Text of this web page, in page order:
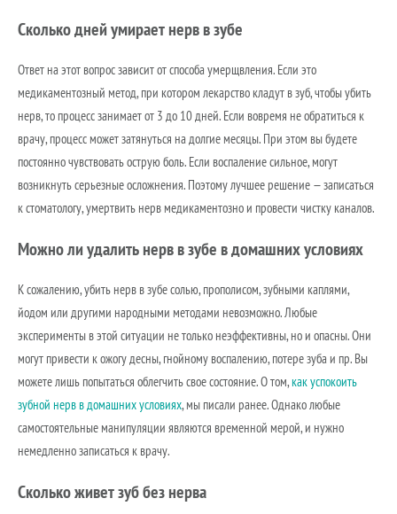
Сколько дней умирает нерв в зубе
Ответ на этот вопрос зависит от способа умерщвления. Если это
медикаментозный метод, при котором лекарство кладут в зуб, чтобы убить
нерв, то процесс занимает от 3 до 10 дней. Если вовремя не обратиться к
врачу, процесс может затянуться на долгие месяцы. При этом вы будете
постоянно чувствовать острую боль. Если воспаление сильное, могут
возникнуть серьезные осложнения. Поэтому лучшее решение — записаться
к стоматологу, умертвить нерв медикаментозно и провести чистку каналов.
Можно ли удалить нерв в зубе в домашних условиях
К сожалению, убить нерв в зубе солью, прополисом, зубными каплями,
йодом или другими народными методами невозможно. Любые
эксперименты в этой ситуации не только неэффективны, но и опасны. Они
могут привести к ожогу десны, гнойному воспалению, потере зуба и пр. Вы
можете лишь попытаться облегчить свое состояние. О том,как успокоить
зубной нерв в домашних условиях, мы писали ранее. Однако любые
самостоятельные манипуляции являются временной мерой, и нужно
немедленно записаться к врачу.
Сколько живет зуб без нерва